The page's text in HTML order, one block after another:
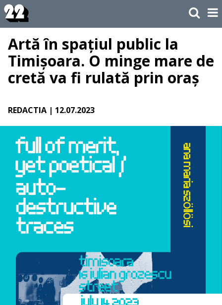
Artă în spațiul public la
Timișoara. O minge mare de
cretă va fi rulată prin oraș
REDACTIA | 12.07.2023